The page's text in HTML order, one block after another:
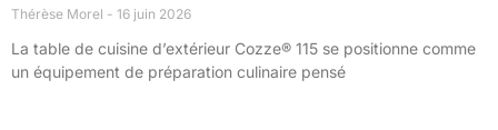
Thérèse Morel 16 juin 2026
La table de cuisine d’extérieur Cozze® 115 se positionne comme
un équipement de préparation culinaire pensé